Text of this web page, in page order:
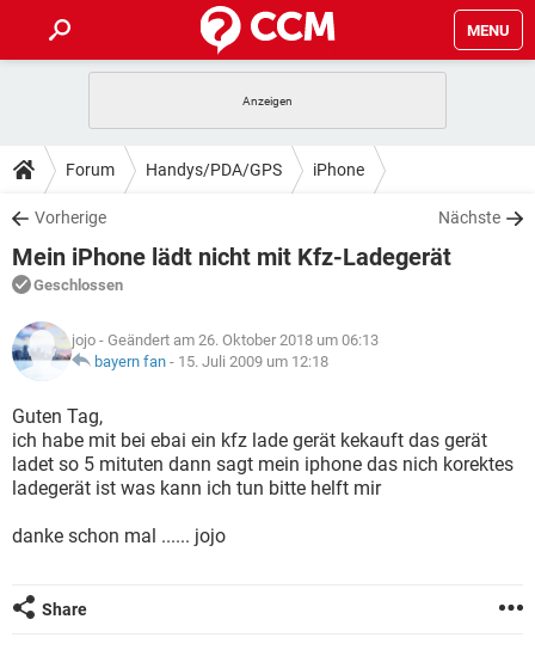
MENU
ANDROID IOS
WINDOWS 10
WHATSAPP TIKTOK
FACEBOOK
TIPPS & TRICKS
SPIELE STREAMING
WINDOWS 10
WHATSAPP
FACEBOOK HARDWARE
DOWNLOADS
SPIELE STREAMING
ANDROID
WINDOWS 10 INSTAGRAM
WHATSAPP
FACEBOOK
FORUM
SPIELE
ANDROID IOS
WHATSAPP TIKTOK
FACEBOOK HARDWARE
LEXIKON
SPIELE
ANDROID
WINDOWS 10 INSTAGRAM
WHATSAPP
FACEBOOK
Forum Handys/PDA/GPS iPhone
Vorherige Nächste
Mein iPhone lädt nicht mit Kfz-Ladegerät
Geschlossen
jojo - Geändert am 26. Oktober 2018 um 06:13
bayern fan - 15. Juli 2009 um 12:18
Guten Tag,
ich habe mit bei ebai ein kfz lade gerät kekauft das gerät
ladet so 5 mituten dann sagt mein iphone das nich korektes
ladegerät ist was kann ich tun bitte helft mir
danke schon mal ...... jojo
Share